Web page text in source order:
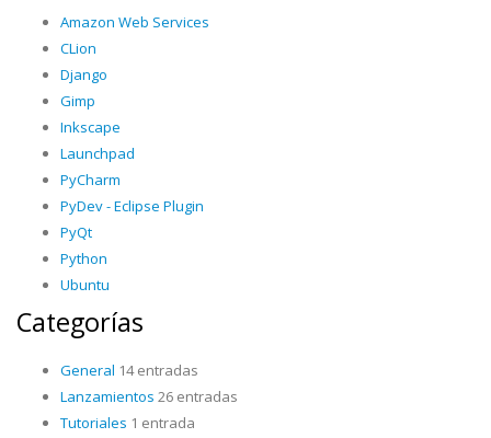
Amazon Web Services
CLion
Django
Gimp
Inkscape
Launchpad
PyCharm
PyDev - Eclipse Plugin
PyQt
Python
Ubuntu
Categorías
General 14 entradas
Lanzamientos 26 entradas
Tutoriales 1 entrada